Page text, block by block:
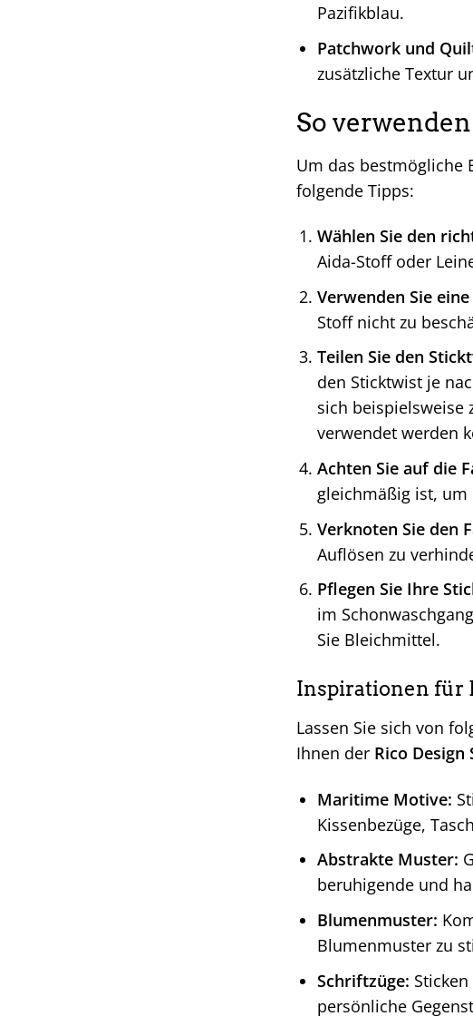
Pazifikblau.
Patchwork und
zusätzliche Textur
So
Um das bestmögliche
folgende Tipps:
Wählen Sie den
Aida-Stoff oder
Verwenden Sie
Stoff nicht zu
Teilen Sie den
den Sticktwist je
sich beispielsweise
verwendet werden
Achten Sie auf die
gleichmäßig ist, um
Verknoten Sie den
Auflösen zu
Pflegen Sie Ihre
im
Sie Bleichmittel.
Inspirationen für
Lassen Sie sich von
Ihnen der Rico
Maritime Motive:
Kissenbezüge,
Abstrakte Muster:
beruhigende und
Blumenmuster:
Blumenmuster zu
Schriftzüge:
persönliche